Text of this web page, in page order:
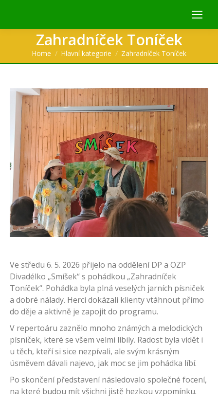
Zahradníček Toníček
You are here:
Home Hlavní kategorie Zahradníček Toníček
Ve středu 6. 5. 2026 přijelo na oddělení DP a OZP
Divadélko „Smíšek“ s pohádkou „Zahradníček
Toníček“. Pohádka byla plná veselých jarních písniček
a dobré nálady. Herci dokázali klienty vtáhnout přímo
do děje a aktivně je zapojit do programu.
V repertoáru zaznělo mnoho známých a melodických
písniček, které se všem velmi líbily. Radost byla vidět i
u těch, kteří si sice nezpívali, ale svým krásným
úsměvem dávali najevo, jak moc se jim pohádka líbí.
Po skončení představení následovalo společné focení,
na které budou mít všichni jistě hezkou vzpomínku.